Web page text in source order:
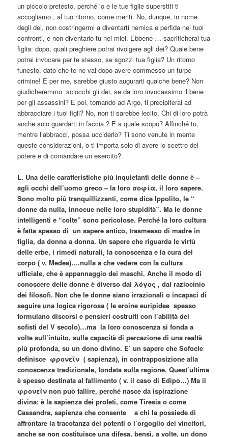
un piccolo pretesto, perché io e le tue figlie superstiti ti
accogliamo , al tuo ritorno, come meriti. No, dunque, in nome
degli dei, non costringermi a diventarti nemica e perfida nei tuoi
confronti, e non diventarlo tu nei miei. Ebbene … sacrificherai tua
figlia: dopo, quali preghiere potrai rivolgere agli dei? Quale bene
potrai invocare per te stesso, se sgozzi tua figlia? Un ritorno
funesto, dato che te ne vai dopo avere commesso un turpe
crimine! E per me, sarebbe giusto augurarti qualche bene? Non
giudicheremmo sciocchi gli dei, se da loro invocassimo il bene
per gli assassini? E poi, tornando ad Argo, ti precipiterai ad
abbracciare i tuoi figli? No, non ti sarebbe lecito. Chi di loro potrà
anche solo guardarti in faccia ? E a quale scopo? Affinché tu,
mentre l’abbracci, possa ucciderlo? Ti sono venute in mente
queste considerazioni, o ti importa solo di avere lo scettro del
potere e di comandare un esercito?
L. Una delle caratteristiche più inquietanti delle donne è –
agli occhi dell’uomo greco – la loro σοφία, il loro sapere.
Sono molto più tranquillizzanti, come dice Ippolito, le “
donne da nulla, innocue nelle loro stupidità”. Ma le donne
intelligenti e “colte” sono pericolose. Perché la loro cultura
è fatta spesso di un sapere antico, trasmesso di madre in
figlia, da donna a donna. Un sapere che riguarda le virtù
delle erbe, i rimedi naturali, la conoscenza e la cura del
corpo ( v. Medea)….nulla a che vedere con la cultura
ufficiale, che è appannaggio dei maschi. Anche il modo di
conoscere delle donne è diverso dal λόγος , dal raziocinio
dei filosofi. Non che le donne siano irrazionali o incapaci di
seguire una logica rigorosa ( le eroine euripidee spesso
formulano discorsi e pensieri costruiti con l’abilità dei
sofisti del V secolo)…ma la loro conoscenza si fonda a
volte sull’intuito, sulla capacità di percezione di una realtà
più profonda, su un dono divino. E’ un sapere che Sofocle
definisce φρονει̃ν ( sapienza), in contrapposizione alla
conoscenza tradizionale, fondata sulla ragione. Quest’ultima
è spesso destinata al fallimento ( v. il caso di Edipo…) Ma il
φρονει̃̃ν non può fallire, perché nasce da ispirazione
divina: è la sapienza dei profeti, come Tiresia o come
Cassandra, sapienza che consente a chi la possiede di
affrontare la tracotanza dei potenti o l’orgoglio dei vincitori,
anche se non costituisce una difesa, bensì, a volte, un dono